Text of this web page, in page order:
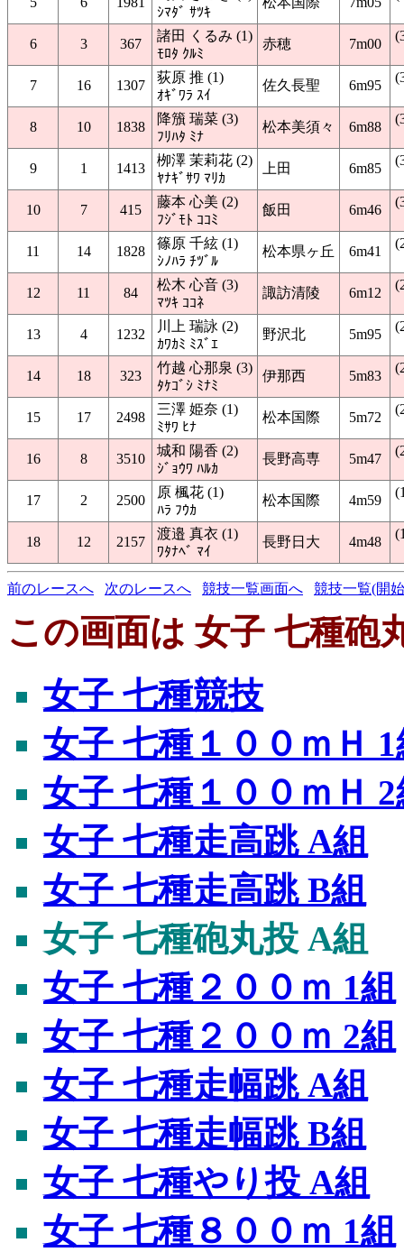
ｼﾏﾀﾞ ｻﾂｷ
6 3 367
諸田 くるみ (1)
ﾓﾛﾀ ｸﾙﾐ
赤穂 7m00
7 16 1307
荻原 推 (1)
ｵｷﾞﾜﾗ ｽｲ
佐久長聖 6m95
8 10 1838
降籏 瑞菜 (3)
ﾌﾘﾊﾀ ﾐﾅ
松本美須々 6m88
9 1 1413
栁澤 茉莉花 (2)
ﾔﾅｷﾞｻﾜ ﾏﾘｶ
上田 6m85
10 7 415
藤本 心美 (2)
ﾌｼﾞﾓﾄ ｺｺﾐ
飯田 6m46
11 14 1828
篠原 千絃 (1)
ｼﾉﾊﾗ ﾁﾂﾞﾙ
松本県ヶ丘 6m41
12 11 84
松木 心音 (3)
ﾏﾂｷ ｺｺﾈ
諏訪清陵 6m12
13 4 1232
川上 瑞詠 (2)
ｶﾜｶﾐ ﾐｽﾞｴ
野沢北 5m95
14 18 323
竹越 心那泉 (3)
ﾀｹｺﾞｼ ﾐﾅﾐ
伊那西 5m83
15 17 2498
三澤 姫奈 (1)
ﾐｻﾜ ﾋﾅ
松本国際 5m72
16 8 3510
城和 陽香 (2)
ｼﾞｮｳﾜ ﾊﾙｶ
長野高専 5m47
17 2 2500
原 楓花 (1)
ﾊﾗ ﾌｳｶ
松本国際 4m59
18 12 2157
渡邉 真衣 (1)
ﾜﾀﾅﾍﾞ ﾏｲ
長野日大 4m48
前のレースへ 次のレースへ 競技一覧画面へ 競技一覧(開
この画面は 女子 七種砲
女子 七種競技
女子 七種１００ｍＨ 1
女子 七種１００ｍＨ 2
女子 七種走高跳 A組
女子 七種走高跳 B組
女子 七種砲丸投 A組
女子 七種２００ｍ 1組
女子 七種２００ｍ 2組
女子 七種走幅跳 A組
女子 七種走幅跳 B組
女子 七種やり投 A組
女子 七種８００ｍ 1組